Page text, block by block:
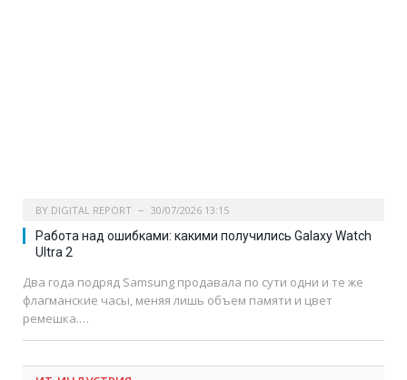
BY DIGITAL REPORT 30/07/2026 13:15
Работа над ошибками: какими получились Galaxy Watch
Ultra 2
Два года подряд Samsung продавала по сути одни и те же
флагманские часы, меняя лишь объем памяти и цвет
ремешка.…